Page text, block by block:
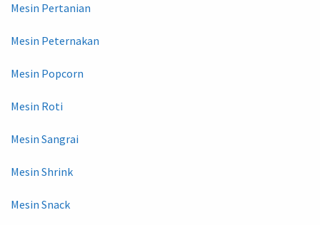
Mesin Pertanian
Mesin Peternakan
Mesin Popcorn
Mesin Roti
Mesin Sangrai
Mesin Shrink
Mesin Snack